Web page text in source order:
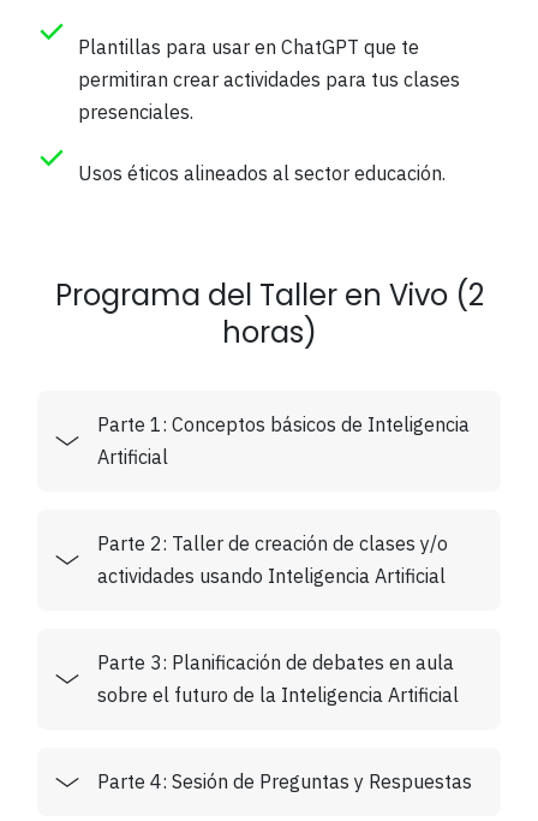
Plantillas para usar en ChatGPT que te
permitiran crear actividades para tus clases
presenciales.
Usos éticos alineados al sector educación.
Programa del Taller en Vivo (2
horas)
Parte 1: Conceptos básicos de Inteligencia
Artificial
Parte 2: Taller de creación de clases y/o
actividades usando Inteligencia Artificial
Parte 3: Planificación de debates en aula
sobre el futuro de la Inteligencia Artificial
Parte 4: Sesión de Preguntas y Respuestas